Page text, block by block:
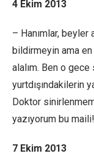
4 Ekim 2013
– Hanımlar, beyler
bildirmeyin ama en
alalım. Ben o gece
yurtdışındakilerin
Doktor
yazıyorum bu maili!
7 Ekim 2013